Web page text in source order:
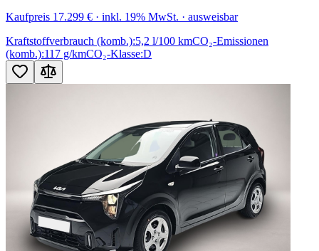
Kaufpreis 17.299 € · inkl. 19% MwSt. · ausweisbar
Kraftstoffverbrauch (komb.):5,2 l/100 kmCO₂-Emissionen
(komb.):117 g/kmCO₂-Klasse:D